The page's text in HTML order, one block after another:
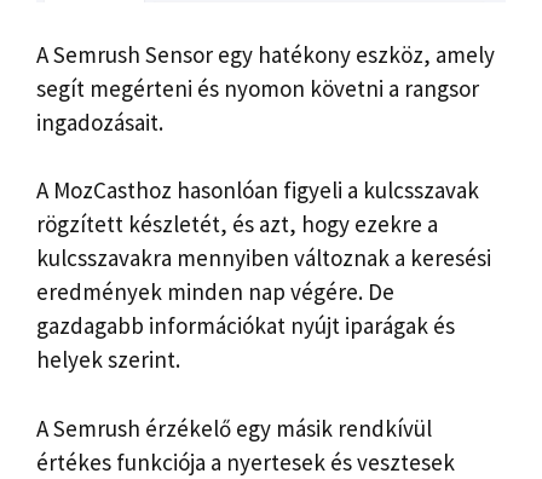
A Semrush Sensor egy hatékony eszköz, amely
segít megérteni és nyomon követni a rangsor
ingadozásait.
A MozCasthoz hasonlóan figyeli a kulcsszavak
rögzített készletét, és azt, hogy ezekre a
kulcsszavakra mennyiben változnak a keresési
eredmények minden nap végére. De
gazdagabb információkat nyújt iparágak és
helyek szerint.
A Semrush érzékelő egy másik rendkívül
értékes funkciója a nyertesek és vesztesek